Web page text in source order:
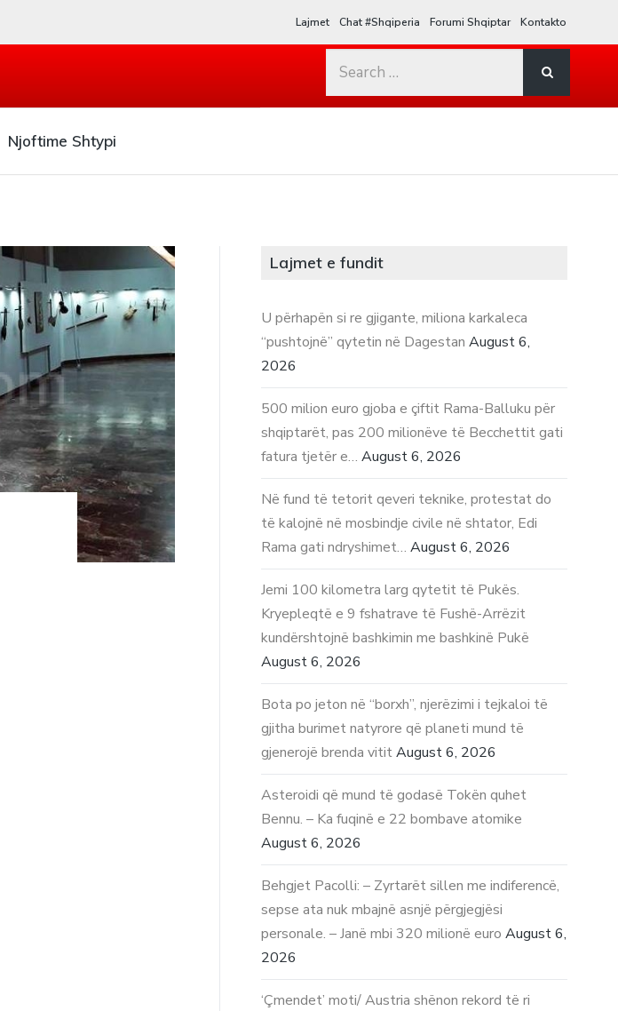
Lajmet Chat #Shqiperia Forumi Shqiptar Kontakto
Search
Njoftime Shtypi
Lajmet e fundit
U përhapën si re gjigante, miliona karkaleca
“pushtojnë” qytetin në Dagestan August 6,
2026
500 milion euro gjoba e çiftit Rama-Balluku për
shqiptarët, pas 200 milionëve të Becchettit gati
fatura tjetër e… August 6, 2026
Në fund të tetorit qeveri teknike, protestat do
të kalojnë në mosbindje civile në shtator, Edi
Rama gati ndryshimet… August 6, 2026
Jemi 100 kilometra larg qytetit të Pukës.
Kryepleqtë e 9 fshatrave të Fushë-Arrëzit
kundërshtojnë bashkimin me bashkinë Pukë
August 6, 2026
Bota po jeton në “borxh”, njerëzimi i tejkaloi të
gjitha burimet natyrore që planeti mund të
gjenerojë brenda vitit August 6, 2026
Asteroidi që mund të godasë Tokën quhet
Bennu. – Ka fuqinë e 22 bombave atomike
August 6, 2026
Behgjet Pacolli: – Zyrtarët sillen me indiferencë,
sepse ata nuk mbajnë asnjë përgjegjësi
personale. – Janë mbi 320 milionë euro August 6,
2026
‘Çmendet’ moti/ Austria shënon rekord të ri